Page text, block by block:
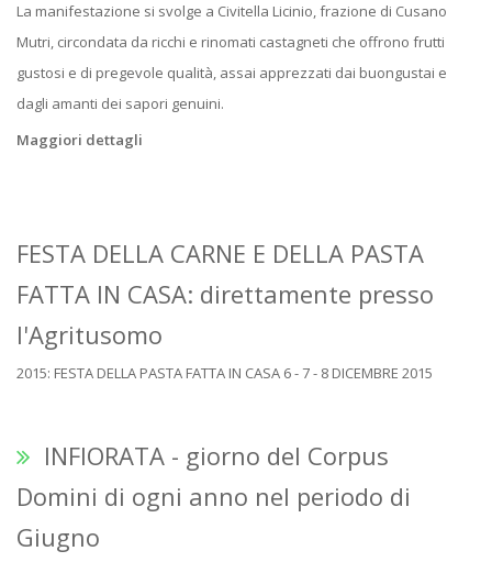
La manifestazione si svolge a Civitella Licinio, frazione di Cusano
Mutri, circondata da ricchi e rinomati castagneti che offrono frutti
gustosi e di pregevole qualità, assai apprezzati dai buongustai e
dagli amanti dei sapori genuini.
Maggiori dettagli
FESTA DELLA CARNE E DELLA PASTA
FATTA IN CASA: direttamente presso
l'Agritusomo
2015: FESTA DELLA PASTA FATTA IN CASA 6 - 7 - 8 DICEMBRE 2015
INFIORATA - giorno del Corpus
Domini di ogni anno nel periodo di
Giugno